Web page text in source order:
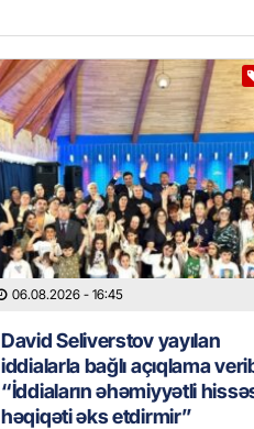
06.08.2026 - 16:45
David Seliverstov yayılan
iddialarla bağlı açıqlama
“İddiaların əhəmiyyətli
həqiqəti əks etdirmir”